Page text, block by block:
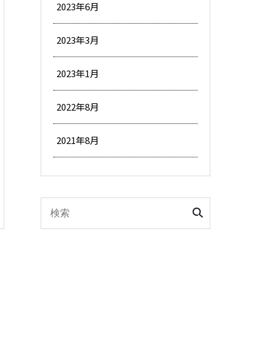
2023年6月
2023年3月
2023年1月
2022年8月
2021年8月